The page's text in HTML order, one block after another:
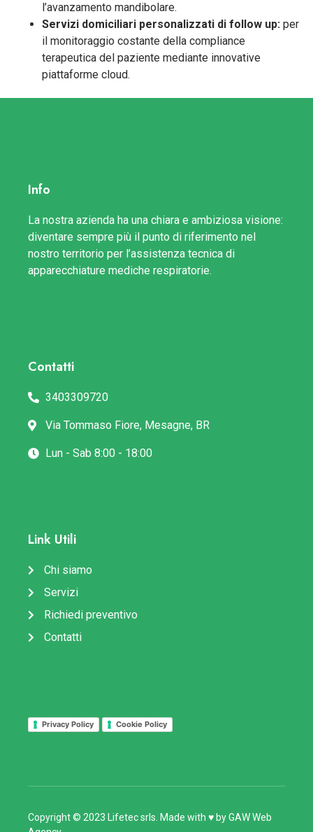
l’avanzamento mandibolare.
Servizi domiciliari personalizzati di follow up: per
il monitoraggio costante della compliance
terapeutica del paziente mediante innovative
piattaforme cloud.
Info
La nostra azienda ha una chiara e ambiziosa visione:
diventare sempre più il punto di riferimento nel
nostro territorio per l’assistenza tecnica di
apparecchiature mediche respiratorie.
Contatti
3403309720
Via Tommaso Fiore, Mesagne, BR
Lun - Sab 8:00 - 18:00
Link Utili
Chi siamo
Servizi
Richiedi preventivo
Contatti
Privacy Policy Cookie Policy
Copyright © 2023 Lifetec srls. Made with ♥ byGAW Web